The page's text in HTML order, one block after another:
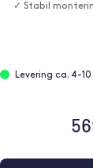
✓ Stabil
Levering ca. 4-